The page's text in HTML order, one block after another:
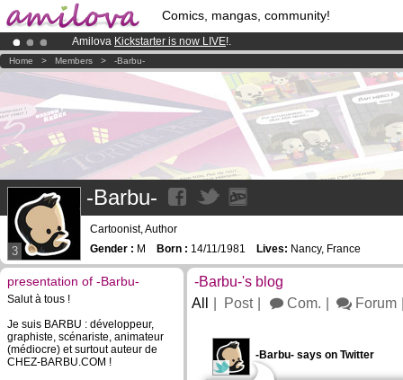
Comics, mangas, community!
Amilova Kickstarter is now LIVE!.
Premium membership from3.95 eurosper month !Get membership
Already 134393membersand 1208comics & mangas!.
Home > Members > -Barbu-
3
-Barbu-
Cartoonist, Author
Gender : M Born : 14/11/1981 Lives: Nancy, France
presentation of -Barbu-
Salut à tous !
Je suis BARBU : développeur,
graphiste, scénariste, animateur
(médiocre) et surtout auteur de
CHEZ-BARBU.COM !
-Barbu-'s blog
All
Post Com. Forum
-Barbu- says on Twitter